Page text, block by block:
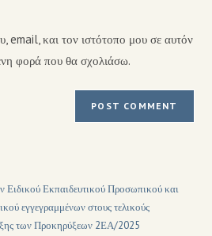
email, και τον ιστότοπο μου σε αυτόν
φορά που θα σχολιάσω.
Εκπαιδευτικού Προσωπικού και
εγγεγραμμένων στους τελικούς
των Προκηρύξεων 2ΕΑ/2025